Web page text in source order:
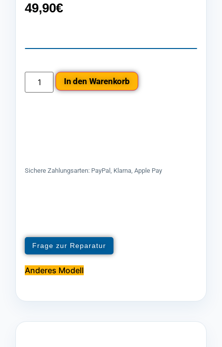
49,90€
In den Warenkorb
Sichere Zahlungsarten: PayPal, Klarna, Apple Pay
Frage zur Reparatur
Anderes Modell